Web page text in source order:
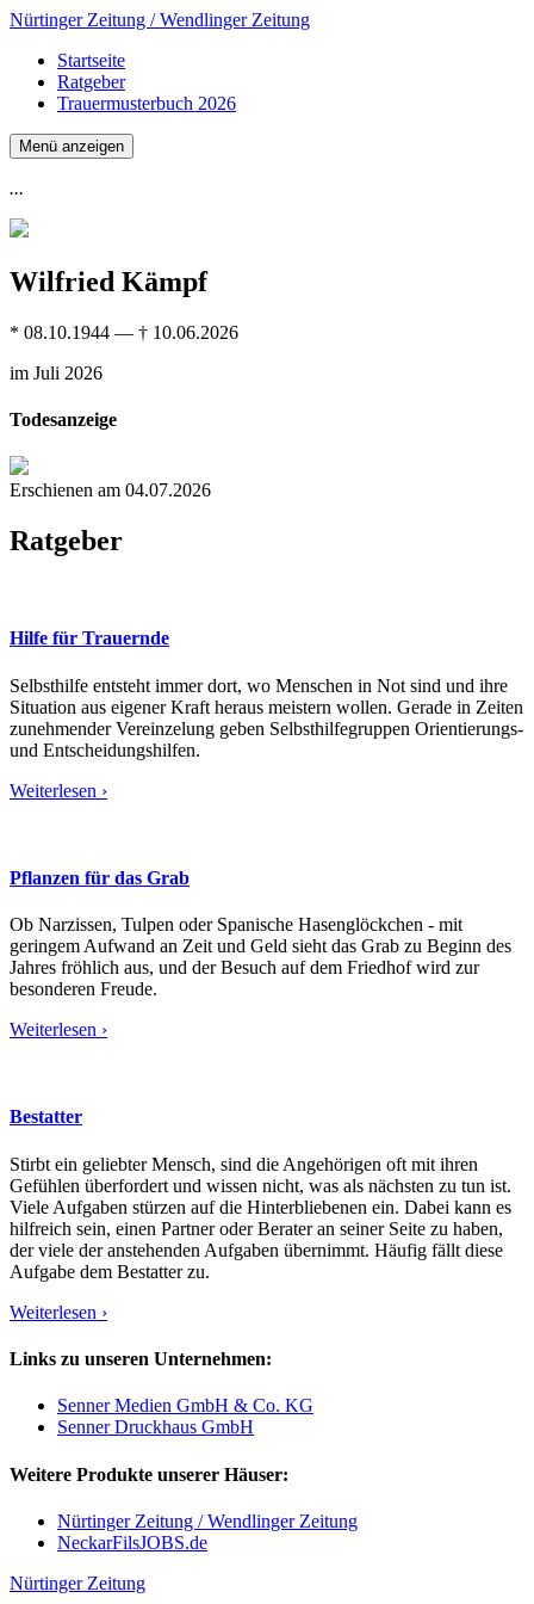
Nürtinger Zeitung / Wendlinger Zeitung
Startseite
Ratgeber
Trauermusterbuch 2026
Menü anzeigen
...
Wilfried Kämpf
* 08.10.1944 — † 10.06.2026
im Juli 2026
Todesanzeige
Erschienen am 04.07.2026
Ratgeber
Hilfe für Trauernde
Selbsthilfe entsteht immer dort, wo Menschen in Not sind und ihre
Situation aus eigener Kraft heraus meistern wollen. Gerade in Zeiten
zunehmender Vereinzelung geben Selbsthilfegruppen Orientierungs-
und Entscheidungshilfen.
Weiterlesen ›
Pflanzen für das Grab
Ob Narzissen, Tulpen oder Spanische Hasenglöckchen - mit
geringem Aufwand an Zeit und Geld sieht das Grab zu Beginn des
Jahres fröhlich aus, und der Besuch auf dem Friedhof wird zur
besonderen Freude.
Weiterlesen ›
Bestatter
Stirbt ein geliebter Mensch, sind die Angehörigen oft mit ihren
Gefühlen überfordert und wissen nicht, was als nächsten zu tun ist.
Viele Aufgaben stürzen auf die Hinterbliebenen ein. Dabei kann es
hilfreich sein, einen Partner oder Berater an seiner Seite zu haben,
der viele der anstehenden Aufgaben übernimmt. Häufig fällt diese
Aufgabe dem Bestatter zu.
Weiterlesen ›
Links zu unseren Unternehmen:
Senner Medien GmbH & Co. KG
Senner Druckhaus GmbH
Weitere Produkte unserer Häuser:
Nürtinger Zeitung / Wendlinger Zeitung
NeckarFilsJOBS.de
Nürtinger Zeitung